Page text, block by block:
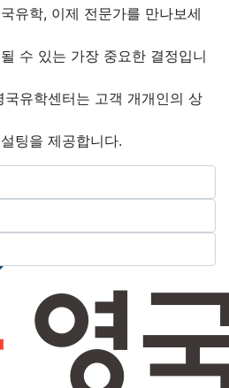
유학, 이제 전문가를 만나보세
수 있는 가장 중요한 결정입니
유학센터는 고객 개개인의 상
팅을 제공합니다.